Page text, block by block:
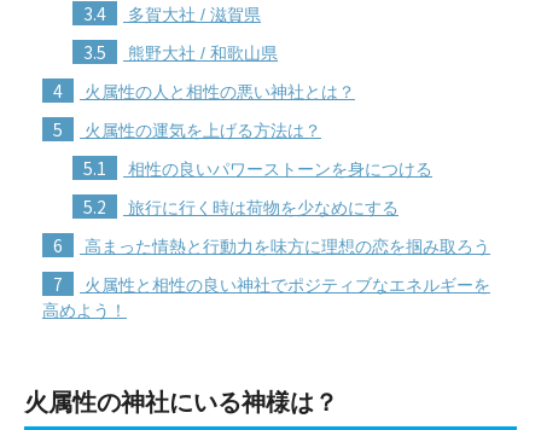
3.4 多賀大社 / 滋賀県
3.5 熊野大社 / 和歌山県
4 火属性の人と相性の悪い神社とは？
5 火属性の運気を上げる方法は？
5.1 相性の良いパワーストーンを身につける
5.2 旅行に行く時は荷物を少なめにする
6 高まった情熱と行動力を味方に理想の恋を掴み取ろう
7
火属性と相性の良い神社でポジティブなエネルギーを
高めよう！
火属性の神社にいる神様は？